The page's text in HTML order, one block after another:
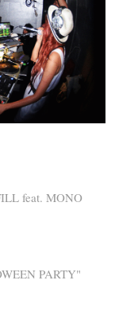
feat. MONO
PARTY"